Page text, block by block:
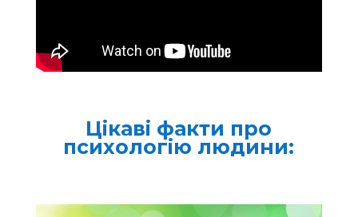
Цікаві факти про
психологію людини: